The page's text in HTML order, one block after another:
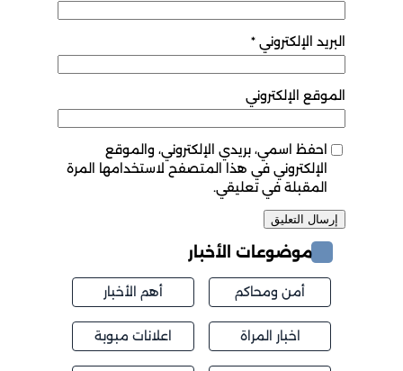
البريد الإلكتروني *
الموقع الإلكتروني
احفظ اسمي، بريدي الإلكتروني، والموقع
الإلكتروني في هذا المتصفح لاستخدامها المرة
المقبلة في تعليقي.
موضوعات الأخبار
أمن ومحاكم أهم الأخبار
اخبار المراة اعلانات مبوبة